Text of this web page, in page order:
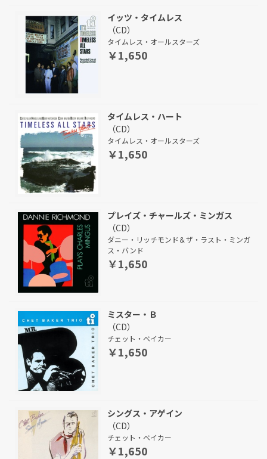
イッツ・タイムレス
（CD）
タイムレス・オールスターズ
￥1,650
タイムレス・ハート
（CD）
タイムレス・オールスターズ
￥1,650
プレイズ・チャールズ・ミンガス
（CD）
ダニー・リッチモンド＆ザ・ラスト・ミンガ
ス・バンド
￥1,650
ミスター・Ｂ
（CD）
チェット・ベイカー
￥1,650
シングス・アゲイン
（CD）
チェット・ベイカー
￥1,650